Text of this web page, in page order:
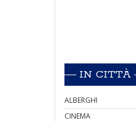
IN CITTÀ
ALBERGHI
CINEMA